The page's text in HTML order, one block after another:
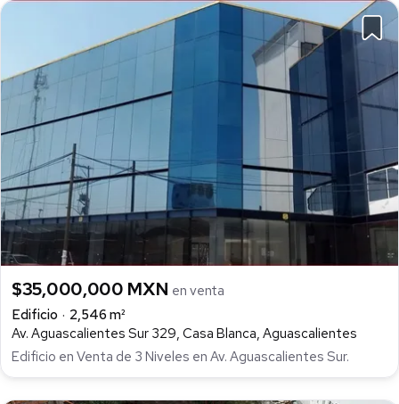
$35,000,000 MXN en venta
Edificio
2,546 m²
Av. Aguascalientes Sur 329, Casa Blanca, Aguascalientes
Edificio en Venta de 3 Niveles en Av. Aguascalientes Sur.